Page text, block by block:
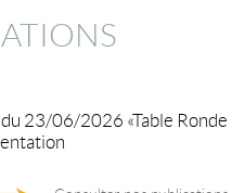
23/06/2026 «Table Ronde